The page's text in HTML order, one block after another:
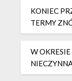
KONIEC
TERMY
W